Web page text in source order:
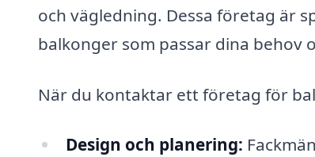
och vägledning. Dessa företag är
balkonger som passar dina behov
När du kontaktar ett företag för
Design och planering: